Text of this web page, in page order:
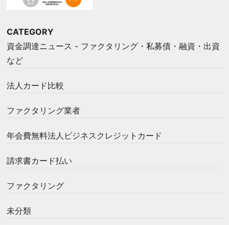
CATEGORY
資金調達ニュース - ファクタリング・私募債・融資・出資
など
法人カード比較
ファクタリング業者
年会費無料法人ビジネスクレジットカード
請求書カード払い
ファクタリング
未分類